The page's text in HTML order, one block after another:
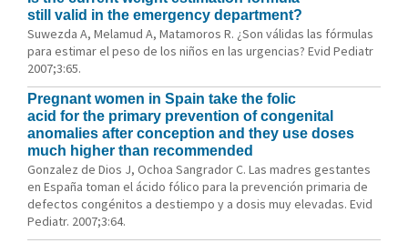
still valid in the emergency department?
Suwezda A, Melamud A, Matamoros R. ¿Son válidas las fórmulas
para estimar el peso de los niños en las urgencias? Evid Pediatr
2007;3:65.
Pregnant women in Spain take the folic
acid for the primary prevention of congenital
anomalies after conception and they use doses
much higher than recommended
Gonzalez de Dios J, Ochoa Sangrador C. Las madres gestantes
en España toman el ácido fólico para la prevención primaria de
defectos congénitos a destiempo y a dosis muy elevadas. Evid
Pediatr. 2007;3:64.